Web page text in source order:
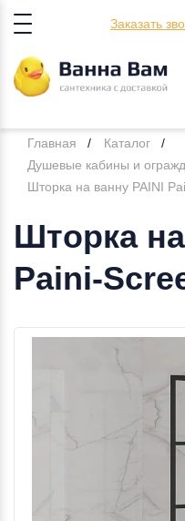
Заказать
Главная
Каталог
Душевые кабины и
Шторка на ванну PAINI
Шторка
Paini-